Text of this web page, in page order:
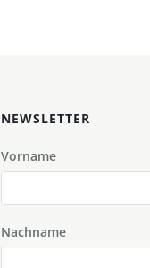
NEWSLETTER
Vorname
Nachname